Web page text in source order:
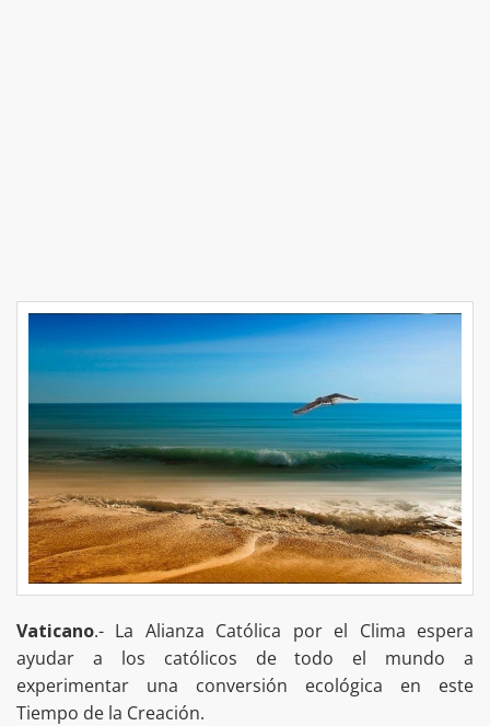
Vaticano.- La Alianza Católica por el Clima espera
ayudar a los católicos de todo el mundo a
experimentar una conversión ecológica en este
Tiempo de la Creación.